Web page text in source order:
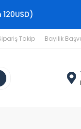
Takip Bayilik